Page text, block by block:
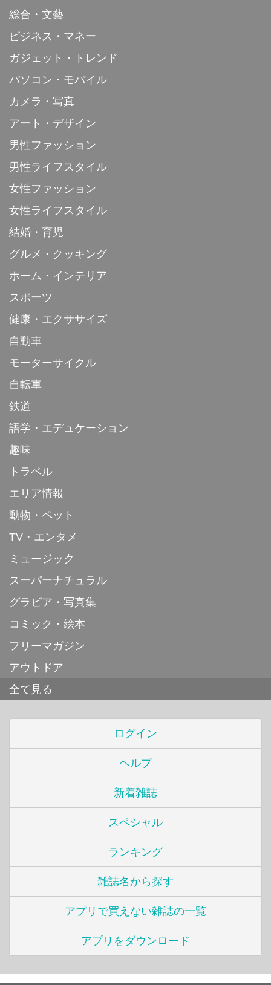
総合・文藝
ビジネス・マネー
ガジェット・トレンド
パソコン・モバイル
カメラ・写真
アート・デザイン
男性ファッション
男性ライフスタイル
女性ファッション
女性ライフスタイル
結婚・育児
グルメ・クッキング
ホーム・インテリア
スポーツ
健康・エクササイズ
自動車
モーターサイクル
自転車
鉄道
語学・エデュケーション
趣味
トラベル
エリア情報
動物・ペット
TV・エンタメ
ミュージック
スーパーナチュラル
グラビア・写真集
コミック・絵本
フリーマガジン
アウトドア
全て見る
ログイン
ヘルプ
新着雑誌
スペシャル
ランキング
雑誌名から探す
アプリで買えない雑誌の一覧
アプリをダウンロード